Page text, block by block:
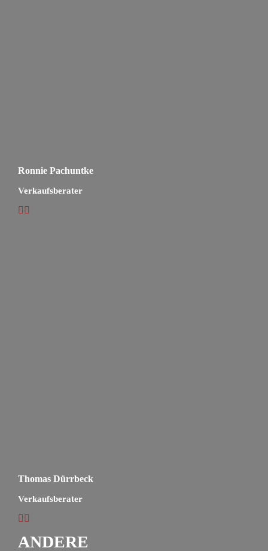
Ronnie Pachuntke
Verkaufsberater
Thomas Dürrbeck
Verkaufsberater
ANDERE